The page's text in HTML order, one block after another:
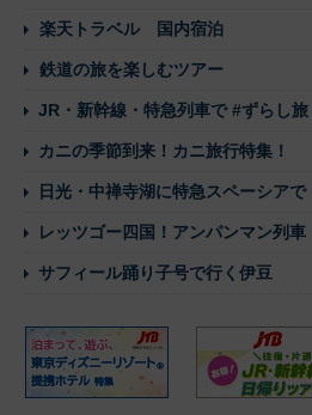
楽天トラベル 国内宿泊
鉄道の旅を楽しむツアー
JR・新幹線・特急列車で #ずらし旅
カニの季節到来！カニ旅行特集！
日光・中禅寺湖に特急スペーシアで
レッツゴー四国！アンパンマン列車
サフィール踊り子号で行く伊豆